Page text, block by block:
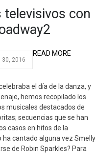
con
30, 2016
el día de la danza, y
hemos recopilado los
musicales destacados de
secuencias que se han
casos en hitos de la
ha cantado alguna vez Smelly
de Robin Sparkles? Para
READ MORE